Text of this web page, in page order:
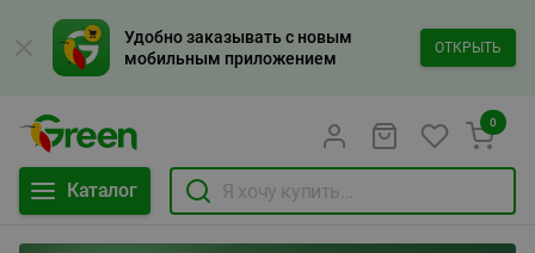
Удобно заказывать с новым
мобильным приложением
ОТКРЫТЬ
Каталог
0